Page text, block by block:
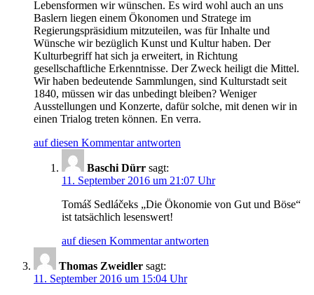
Lebensformen wir wünschen. Es wird wohl auch an uns
Baslern liegen einem Ökonomen und Stratege im
Regierungspräsidium mitzuteilen, was für Inhalte und
Wünsche wir bezüglich Kunst und Kultur haben. Der
Kulturbegriff hat sich ja erweitert, in Richtung
gesellschaftliche Erkenntnisse. Der Zweck heiligt die Mittel.
Wir haben bedeutende Sammlungen, sind Kulturstadt seit
1840, müssen wir das unbedingt bleiben? Weniger
Ausstellungen und Konzerte, dafür solche, mit denen wir in
einen Trialog treten können. En verra.
auf diesen Kommentar antworten
Baschi Dürr sagt:
11. September 2016 um 21:07 Uhr
Tomáš Sedláčeks „Die Ökonomie von Gut und Böse“
ist tatsächlich lesenswert!
auf diesen Kommentar antworten
Thomas Zweidler sagt:
11. September 2016 um 15:04 Uhr